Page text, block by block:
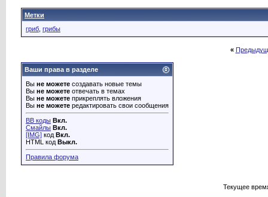
Метки
гриб грибы
«
Ваши права в разделе
Вы не можете создавать новые темы
Вы не можете отвечать в темах
Вы не можете прикреплять вложения
Вы не можете редактировать свои сообщения
BB коды Вкл.
Смайлы Вкл.
[IMG] код Вкл.
HTML код Выкл.
Правила форума
Текущее